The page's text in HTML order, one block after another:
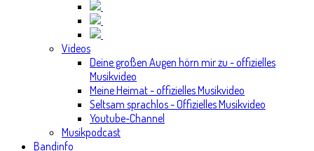
Videos
Deine großen Augen hörn mir zu - offizielles
Musikvideo
Meine Heimat - offizielles Musikvideo
Seltsam sprachlos - Offizielles Musikvideo
Youtube-Channel
Musikpodcast
Bandinfo